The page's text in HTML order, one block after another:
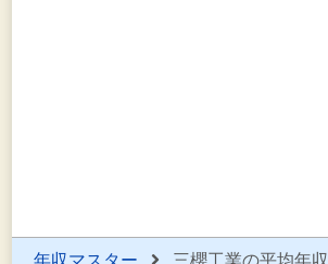
年収マスター 三櫻工業の平均年収